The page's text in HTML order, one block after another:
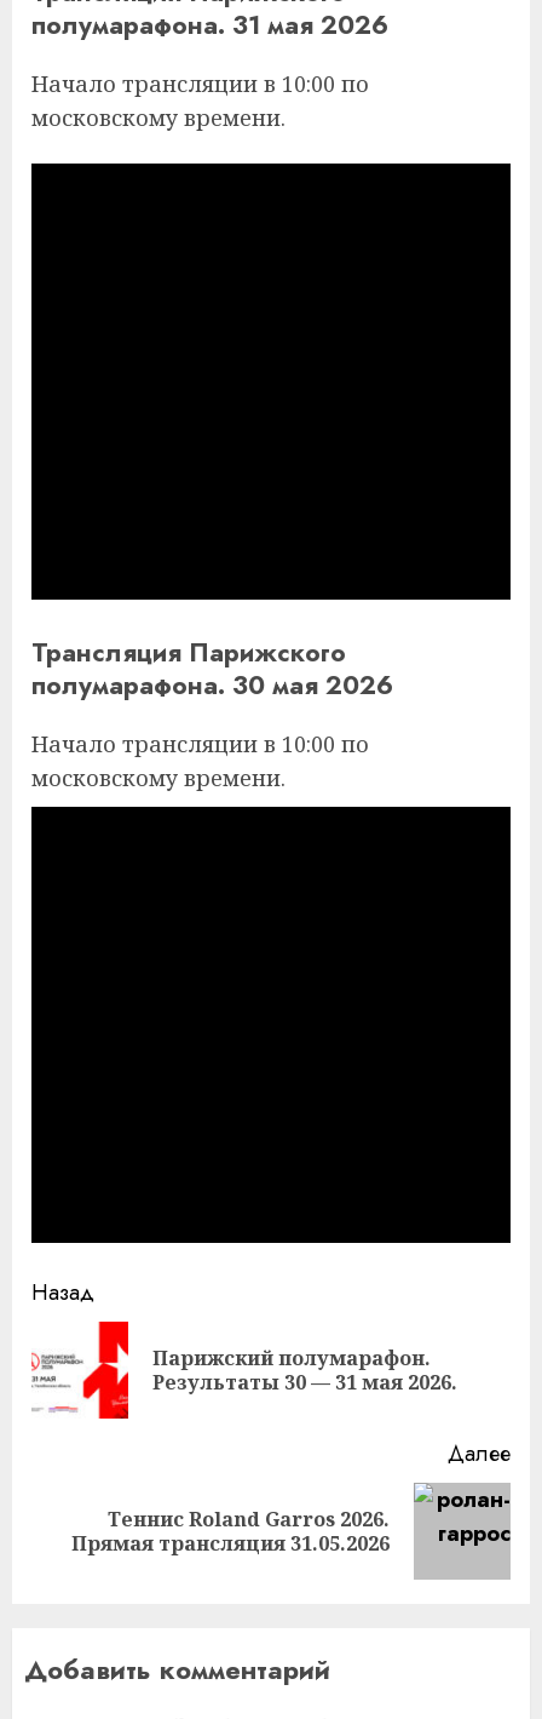
полумарафона. 31 мая 2026
Начало трансляции в 10:00 по
московскому времени.
Трансляция Парижского
полумарафона. 30 мая 2026
Начало трансляции в 10:00 по
московскому времени.
Продолжить
чтение
Назад
Парижский полумарафон.
Результаты 30 — 31 мая 2026.
Далее
Следующая
запись:
Теннис Roland Garros 2026.
Прямая трансляция 31.05.2026
Добавить комментарий